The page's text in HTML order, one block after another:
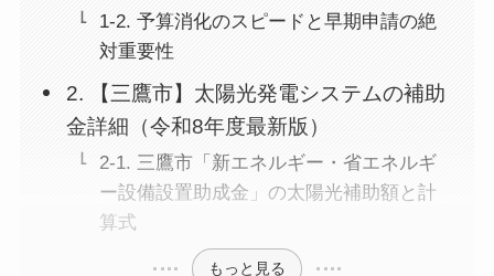
1-2. 予算消化のスピードと早期申請の絶
対重要性
2. 【三鷹市】太陽光発電システムの補助
金詳細（令和8年度最新版）
2-1. 三鷹市「新エネルギー・省エネルギ
ー設備設置助成金」の太陽光補助額と計
算式
もっと見る